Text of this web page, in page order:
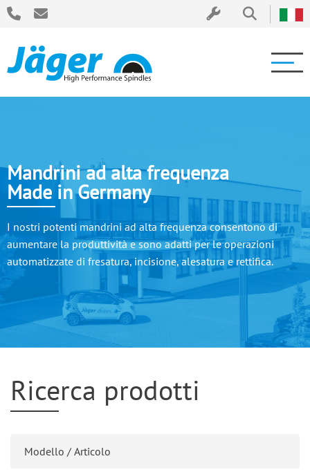
Mandrini ad alta frequenza
Made in Germany
I nostri potenti mandrini ad alta frequenza consentono di
aumentare la produttività e sono adatti per le operazioni
automatizzate di fresatura, incisione, alesatura e rettifica.
Ricerca prodotti